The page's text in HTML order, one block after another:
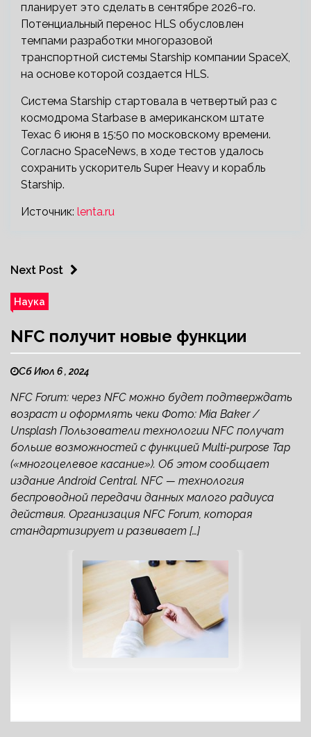
планирует это сделать в сентябре 2026-го.
Потенциальный перенос HLS обусловлен
темпами разработки многоразовой
транспортной системы Starship компании SpaceX,
на основе которой создается HLS.
Система Starship стартовала в четвертый раз с
космодрома Starbase в американском штате
Техас 6 июня в 15:50 по московскому времени.
Согласно SpaceNews, в ходе тестов удалось
сохранить ускоритель Super Heavy и корабль
Starship.
Источник: lenta.ru
Next Post
Наука
NFC получит новые функции
Сб Июл 6 , 2024
NFC Forum: через NFC можно будет подтверждать
возраст и оформлять чеки Фото: Mia Baker /
Unsplash Пользователи технологии NFC получат
больше возможностей с функцией Multi-purpose Tap
(«многоцелевое касание»). Об этом сообщает
издание Android Central. NFC — технология
беспроводной передачи данных малого радиуса
действия. Организация NFC Forum, которая
стандартизирует и развивает […]